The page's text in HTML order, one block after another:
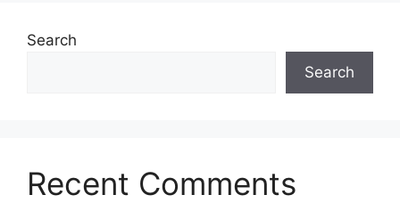
Search
Search
Recent Comments